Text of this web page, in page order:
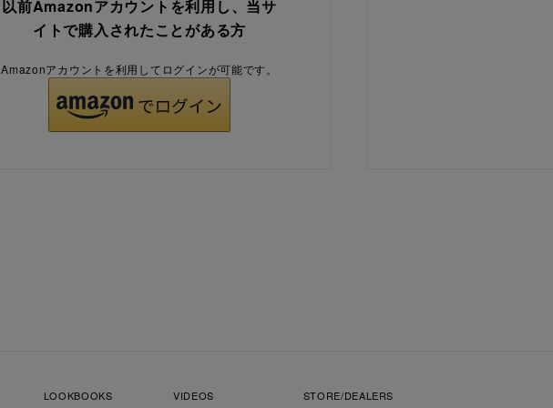
以前Amazonアカウントを利用し、当サ
イトで購入されたことがある方
Amazonアカウントを利用してログインが可能です。
LOOKBOOKS VIDEOS STORE/DEALERS